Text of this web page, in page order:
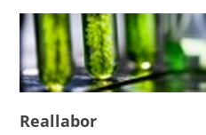
Reallabor